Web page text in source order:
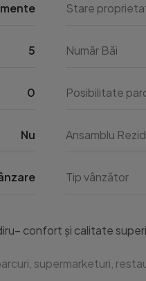
Stare
5 Număr Băi
0 Posibilitate
Nu Ansamblu
Tip vânzător
confort și calitate
supermarketuri,